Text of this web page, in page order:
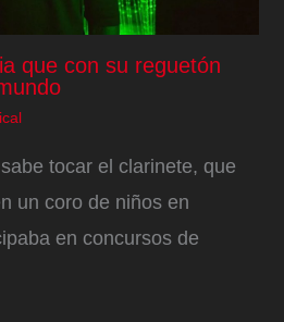
que con su reguetón
tocar el clarinete, que
un coro de niños en
en concursos de